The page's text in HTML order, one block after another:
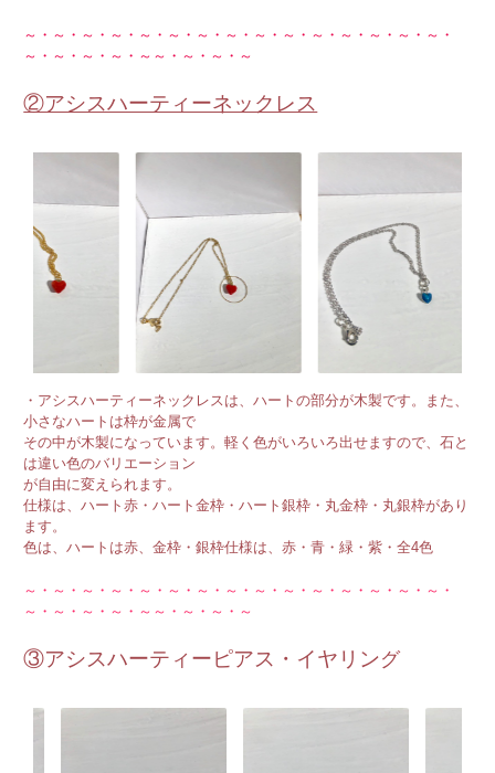
～・～・～・～・～・～・～・～・～・～・～・～・～・～・～・
～・～・～・～・～～・～・～・～
②アシスハーティーネックレス
・アシスハーティーネックレスは、ハートの部分が木製です。また、
小さなハートは枠が金属で
その中が木製になっています。軽く色がいろいろ出せますので、石と
は違い色のバリエーション
が自由に変えられます。
仕様は、ハート赤・ハート金枠・ハート銀枠・丸金枠・丸銀枠があり
ます。
色は、ハートは赤、金枠・銀枠仕様は、赤・青・緑・紫・全4色
～・～・～・～・～・～・～・～・～・～・～・～・～・～・～・
～・～・～・～・～～・～・～・～
③アシスハーティーピアス・イヤリング